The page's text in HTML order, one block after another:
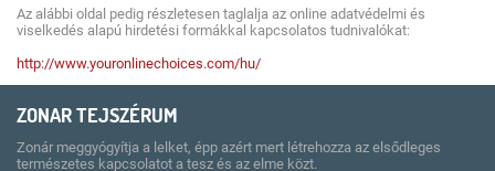
Az alábbi oldal pedig részletesen taglalja az online adatvédelmi és
viselkedés alapú hirdetési formákkal kapcsolatos tudnivalókat:
http://www.youronlinechoices.com/hu/
ZONAR TEJSZÉRUM
Zonár meggyógyítja a lelket, épp azért mert létrehozza az elsődleges
természetes kapcsolatot a tesz és az elme közt.